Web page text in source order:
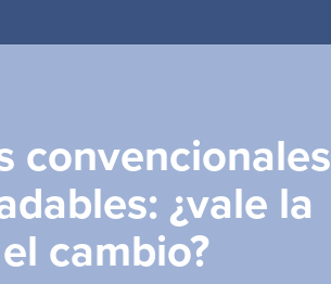
convencionales
¿vale la
cambio?